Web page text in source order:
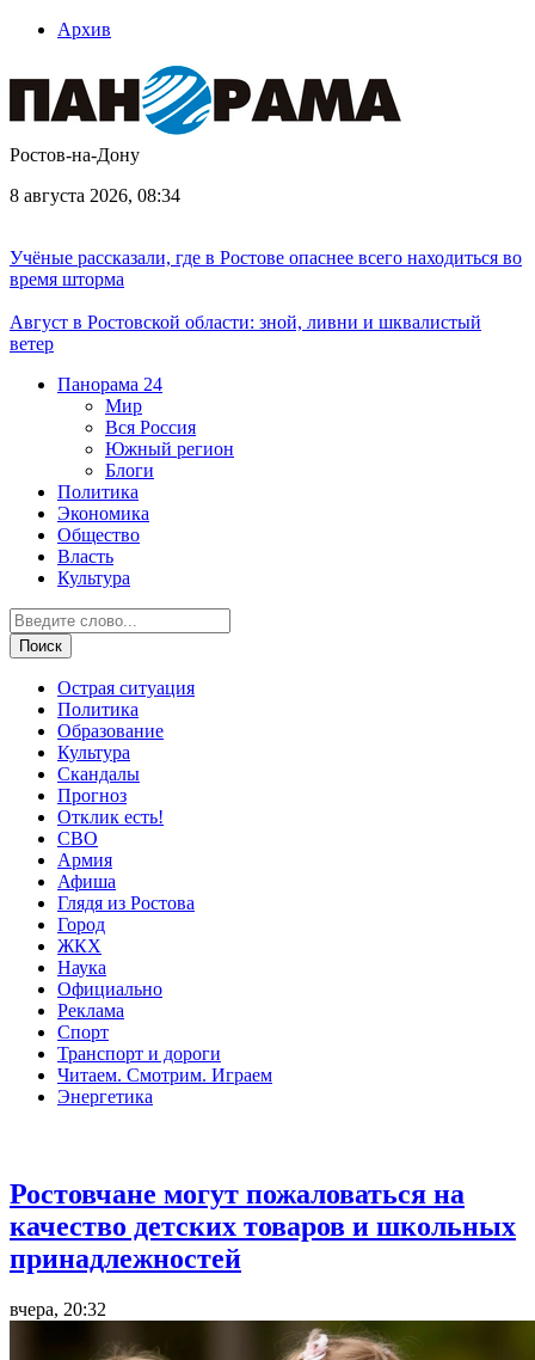
Архив
Ростов-на-Дону
8 августа 2026, 08:34
Учёные рассказали, где в Ростове опаснее всего находиться во
время шторма
Август в Ростовской области: зной, ливни и шквалистый
ветер
Панорама 24
Мир
Вся Россия
Южный регион
Блоги
Политика
Экономика
Общество
Власть
Культура
Острая ситуация
Политика
Образование
Культура
Скандалы
Прогноз
Отклик есть!
СВО
Армия
Афиша
Глядя из Ростова
Город
ЖКХ
Наука
Официально
Реклама
Спорт
Транспорт и дороги
Читаем. Смотрим. Играем
Энергетика
Ростовчане могут пожаловаться на
качество детских товаров и школьных
принадлежностей
вчера, 20:32